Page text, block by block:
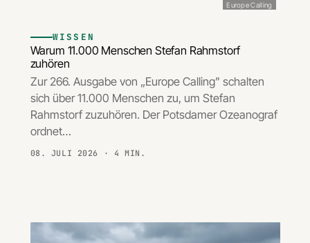
Europe Calling
WISSEN
Warum 11.000 Menschen Stefan Rahmstorf
zuhören
Zur 266. Ausgabe von „Europe Calling" schalten
sich über 11.000 Menschen zu, um Stefan
Rahmstorf zuzuhören. Der Potsdamer Ozeanograf
ordnet…
08. JULI 2026 · 4 MIN.